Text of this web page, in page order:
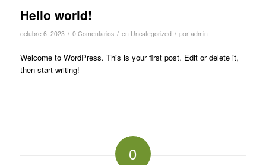
Hello world!
octubre 6, 2023 / 0 Comentarios / en Uncategorized / por admin
Welcome to WordPress. This is your first post. Edit or delete it,
then start writing!
0